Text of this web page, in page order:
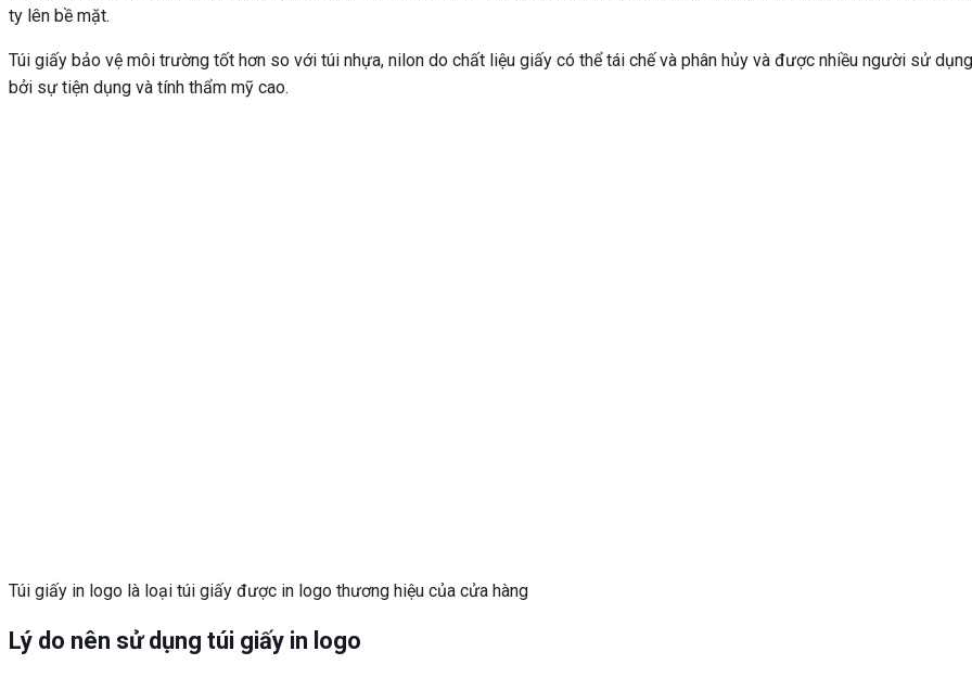
ty lên bề mặt.
Túi giấy bảo vệ môi trường tốt hơn so với túi nhựa, nilon do chất liệu giấy có thể tái chế và phân hủy và được nhiều người sử dụng
bởi sự tiện dụng và tính thẩm mỹ cao.
Túi giấy in logo là loại túi giấy được in logo thương hiệu của cửa hàng
Lý do nên sử dụng túi giấy in logo